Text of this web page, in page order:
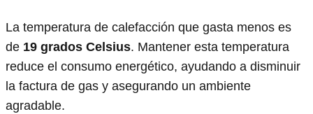
La temperatura de calefacción que gasta menos es
de 19 grados Celsius. Mantener esta temperatura
reduce el consumo energético, ayudando a disminuir
la factura de gas y asegurando un ambiente
agradable.